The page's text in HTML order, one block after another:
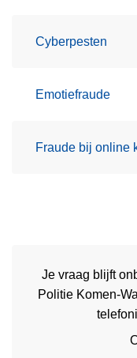
Cyberpesten
Emotiefraude
Fraude bij online
Je vraag blijft
Politie Komen-